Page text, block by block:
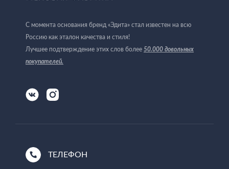
С момента основания бренд «Эдита» стал известен на всю
Россию как эталон качества и стиля!
Лучшее подтверждение этих слов более 50.000 довольных
покупателей.
ТЕЛЕФОН